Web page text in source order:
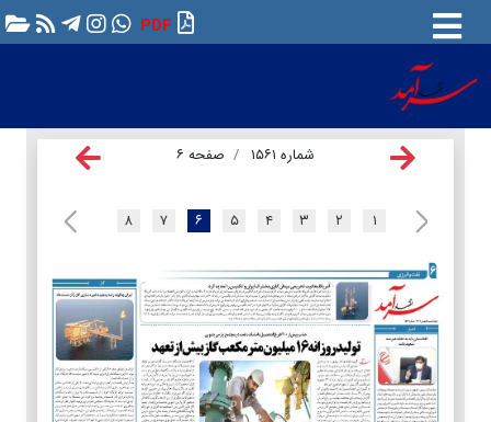
PDF
شماره ۱۵۶۱ صفحه ۶
۱ ۲ ۳ ۴ ۵ ۶ ۷ ۸